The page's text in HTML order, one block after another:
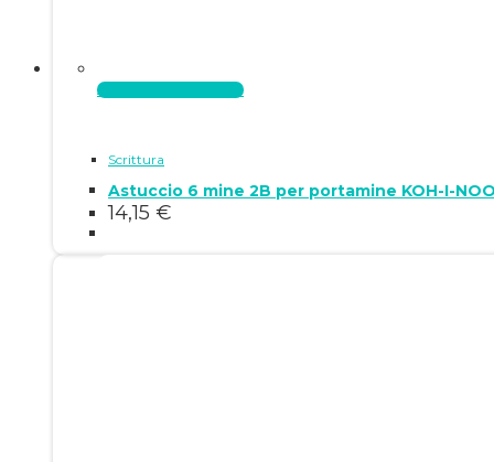
Aggiungi al carrello
Scrittura
Astuccio 6 mine 2B per portamine KOH-I-
14,15 €